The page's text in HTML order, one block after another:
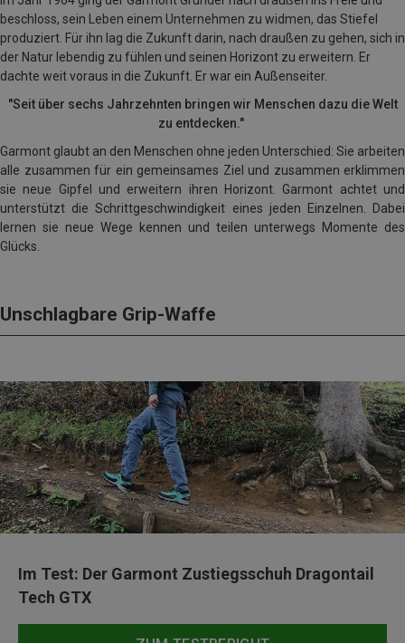
beschloss, sein Leben einem Unternehmen zu widmen, das Stiefel
produziert. Für ihn lag die Zukunft darin, nach draußen zu gehen, sich in
der Natur lebendig zu fühlen und seinen Horizont zu erweitern. Er
dachte weit voraus in die Zukunft. Er war ein Außenseiter.
"Seit über sechs Jahrzehnten bringen wir Menschen dazu die Welt
zu entdecken."
Garmont glaubt an den Menschen ohne jeden Unterschied: Sie arbeiten
alle zusammen für ein gemeinsames Ziel und zusammen erklimmen
sie neue Gipfel und erweitern ihren Horizont. Garmont achtet und
unterstützt die Schrittgeschwindigkeit eines jeden Einzelnen. Dabei
lernen sie neue Wege kennen und teilen unterwegs Momente des
Glücks.
Unschlagbare Grip-Waffe
Im Test: Der Garmont Zustiegsschuh Dragontail
Tech GTX